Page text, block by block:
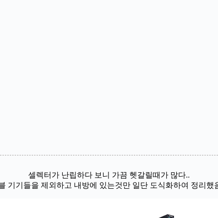
셀렉터가 난립하다 보니 가끔 헷갈릴때가 많다..
기기들을 제외하고 내방에 있는것만 일단 도식화하여 정리했